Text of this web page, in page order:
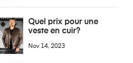
Quel prix pour une
veste en cuir?
Nov 14, 2023